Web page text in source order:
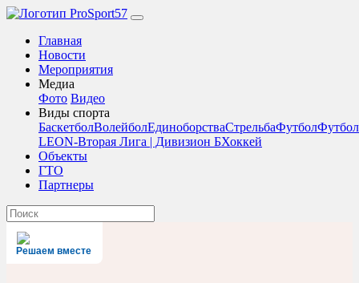
Главная
Новости
Мероприятия
Медиа
Фото Видео
Виды спорта
БаскетболВолейболЕдиноборстваСтрельбаФутбол
LEON-Вторая Лига | Дивизион БХоккей
Объекты
ГТО
Партнеры
Решаем вместе